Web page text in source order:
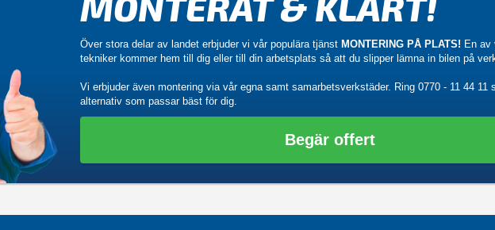
Över stora delar av landet erbjuder vi vår populära tjänst MONTERING PÅ PLATS! En av
tekniker kommer hem till dig eller till din arbetsplats så att du slipper lämna in bilen på
Vi erbjuder även montering via vår egna samt samarbetsverkstäder. Ring 0770 - 11 44 11
alternativ som passar bäst för dig.
Begär offert